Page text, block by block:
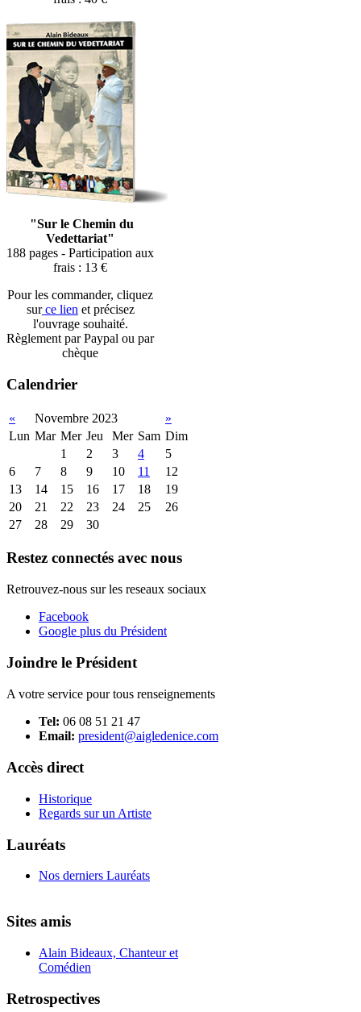
"Sur le Chemin du
Vedettariat"
188 pages - Participation aux
frais : 13 €
Pour les commander, cliquez
surce lien et précisez
l'ouvrage souhaité.
Règlement par Paypal ou par
chèque
Calendrier
« Novembre 2023
»
Lun Mar Mer Jeu Mer Sam Dim
1
2 3 4
5
6
7 8 9 10 11
12
13
14 15 16 17 18
19
20
21 22 23 24 25
26
27
28 29 30
Restez connectés avec nous
Retrouvez-nous sur les reseaux sociaux
Facebook
Google plus du Président
Joindre le Président
A votre service pour tous renseignements
Tel: 06 08 51 21 47
Email: president@aigledenice.com
Accès direct
Historique
Regards sur un Artiste
Lauréats
Nos derniers Lauréats
Sites amis
Alain Bideaux, Chanteur et
Comédien
Retrospectives